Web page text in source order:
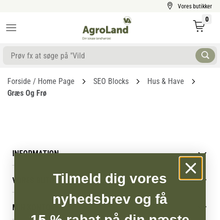
Vores butikker
0
Forside / Home Page SEO Blocks
Hus & Have
Græs Og Frø
INFORMATION
Betingelser & vilkår
Reklamations- & fortrydelsesret
Levering & afhentning
Følg din bestilling
VORES BUTIK
Vores butikker
Job
MIN KONTO
Tilmeld dig vores
nyhedsbrev og få